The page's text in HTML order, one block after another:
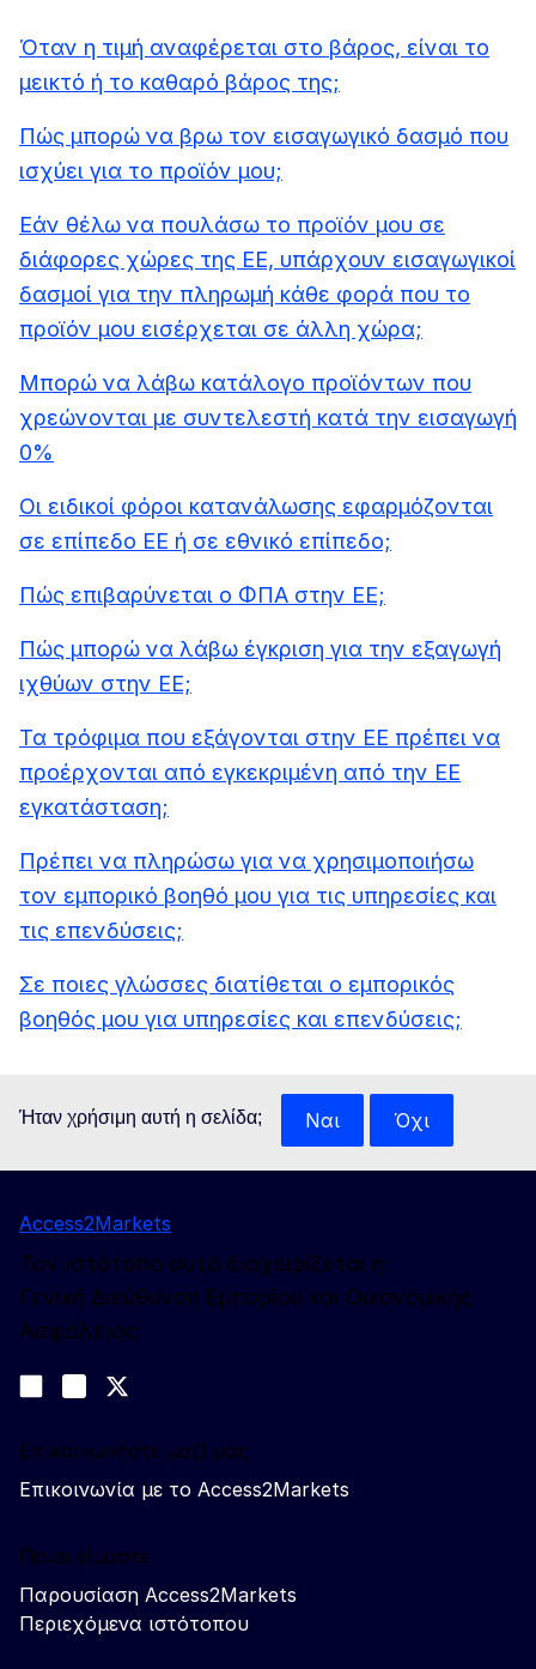
Όταν η τιμή αναφέρεται στο βάρος, είναι το
μεικτό ή το καθαρό βάρος της;
Πώς μπορώ να βρω τον εισαγωγικό δασμό που
ισχύει για το προϊόν μου;
Εάν θέλω να πουλάσω το προϊόν μου σε
διάφορες χώρες της ΕΕ, υπάρχουν εισαγωγικοί
δασμοί για την πληρωμή κάθε φορά που το
προϊόν μου εισέρχεται σε άλλη χώρα;
Μπορώ να λάβω κατάλογο προϊόντων που
χρεώνονται με συντελεστή κατά την εισαγωγή
0%
Οι ειδικοί φόροι κατανάλωσης εφαρμόζονται
σε επίπεδο ΕΕ ή σε εθνικό επίπεδο;
Πώς επιβαρύνεται ο ΦΠΑ στην ΕΕ;
Πώς μπορώ να λάβω έγκριση για την εξαγωγή
ιχθύων στην ΕΕ;
Τα τρόφιμα που εξάγονται στην ΕΕ πρέπει να
προέρχονται από εγκεκριμένη από την ΕΕ
εγκατάσταση;
Πρέπει να πληρώσω για να χρησιμοποιήσω
τον εμπορικό βοηθό μου για τις υπηρεσίες και
τις επενδύσεις;
Σε ποιες γλώσσες διατίθεται ο εμπορικός
βοηθός μου για υπηρεσίες και επενδύσεις;
Ήταν χρήσιμη αυτή η σελίδα; Ναι Όχι
Access2Markets
Τον ιστότοπο αυτό διαχειρίζεται η:
Γενική Διεύθυνση Εμπορίου και Οικονομικής
Ασφάλειας
Join us on LinkedIn
Trade-Off podcast
Επικοινωνήστε μαζί μας
Επικοινωνία με το Access2Markets
Ποιοι είμαστε
Παρουσίαση Access2Markets
Περιεχόμενα ιστότοπου